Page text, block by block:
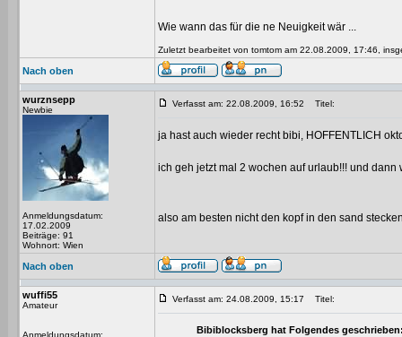
Wie wann das für die ne Neuigkeit wär ...
Zuletzt bearbeitet von tomtom am 22.08.2009, 17:46,
Nach oben
wurznsepp
Newbie
Anmeldungsdatum:
17.02.2009
Beiträge: 91
Wohnort: Wien
Verfasst am: 22.08.2009, 16:52 Titel:
ja hast auch wieder recht bibi, HOFFENTLICH
ich geh jetzt mal 2 wochen auf urlaub!!! und
also am besten nicht den kopf in den sand
Nach oben
wuffi55
Amateur
Anmeldungsdatum:
Verfasst am: 24.08.2009, 15:17 Titel:
Bibiblocksberg hat Folgendes